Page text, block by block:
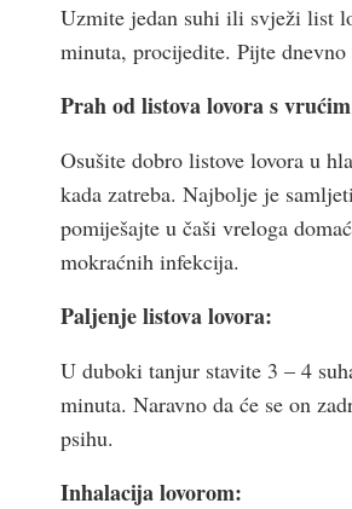
Uzmite jedan suhi ili svježi list
minuta, procijedite. Pijte
Prah od listova lovora s
Osušite dobro listove lovora u
kada zatreba. Najbolje je
pomiješajte u čaši vreloga
mokraćnih infekcija.
Paljenje listova lovora:
U duboki tanjur stavite 3 – 4
minuta. Naravno da će se on
psihu.
Inhalacija lovorom: